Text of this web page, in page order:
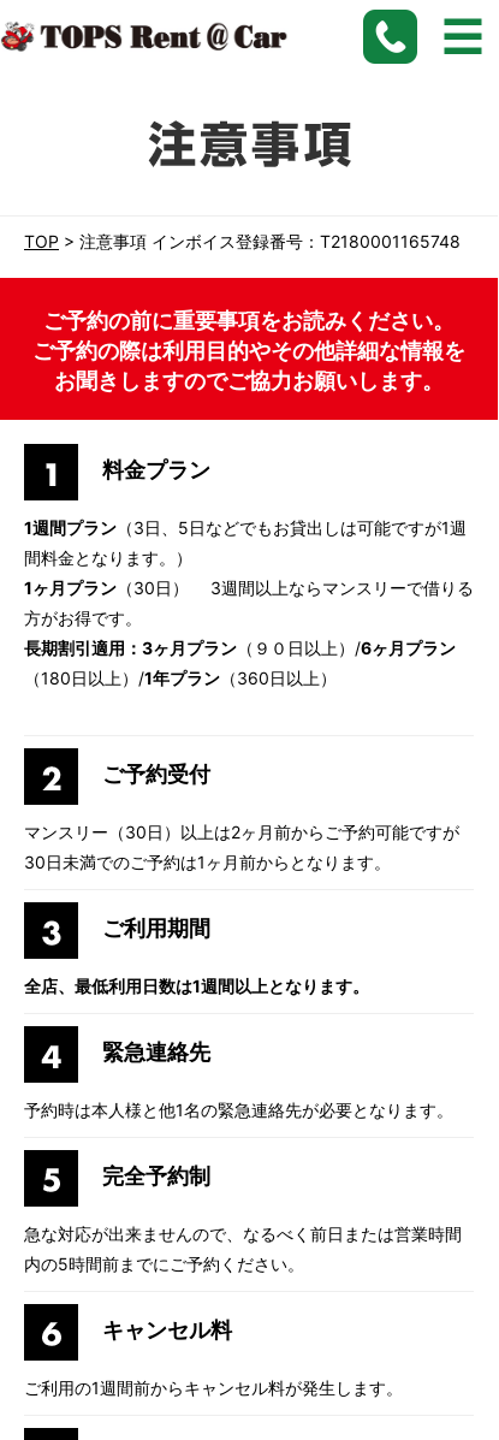
愛知、名古屋、刈谷で長期格安レンタカーなら【トップスレンタカー】にお任せ下さい。
TOP > 注意事項 インボイス登録番号：T2180001165748
ご予約の前に重要事項をお読みください。
ご予約の際は利用目的やその他詳細な情報を
お聞きしますのでご協力お願いします。
料金プラン
1週間プラン （3日、5日などでもお貸出しは可能ですが1週
間料金となります。）
1ヶ月プラン （30日） 3週間以上ならマンスリーで借りる
方がお得です。
長期割引適用：3ヶ月プラン （９０日以上）/6ヶ月プラン
（180日以上）/1年プラン （360日以上）
ご予約受付
マンスリー（30日）以上は2ヶ月前からご予約可能ですが
30日未満でのご予約は1ヶ月前からとなります。
ご利用期間
全店、最低利用日数は1週間以上となります。
緊急連絡先
予約時は本人様と他1名の緊急連絡先が必要となります。
完全予約制
急な対応が出来ませんので、なるべく前日または営業時間
内の5時間前までにご予約ください。
キャンセル料
ご利用の1週間前からキャンセル料が発生します。